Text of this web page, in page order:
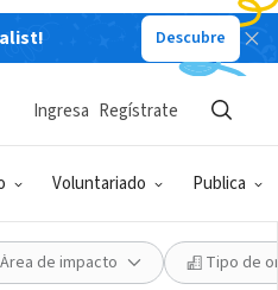
Descubre
Voluntariado Publica
Ingresa Regístrate
Área de impacto Tipo de
LUCRO